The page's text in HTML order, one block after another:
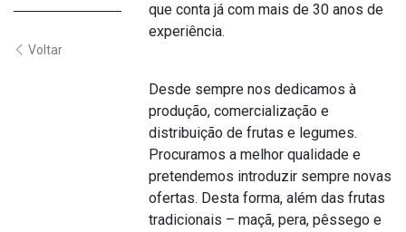
Voltar
que conta já com mais de 30 anos de
experiência.
Desde sempre nos dedicamos à
produção, comercialização e
distribuição de frutas e legumes.
Procuramos a melhor qualidade e
pretendemos introduzir sempre novas
ofertas. Desta forma, além das frutas
tradicionais – maçã, pera, pêssego e